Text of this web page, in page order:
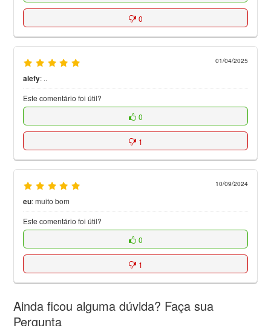
0
01/04/2025
alefy: ..
Este comentário foi útil?
0
1
10/09/2024
eu:muito bom
Este comentário foi útil?
0
1
Ainda ficou alguma dúvida? Faça sua
Pergunta